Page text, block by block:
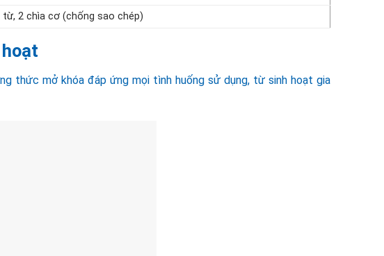
từ, 2 chìa cơ (chống sao chép)
thức mở khóa đáp ứng mọi tình huống sử dụng, từ sinh hoạt gia